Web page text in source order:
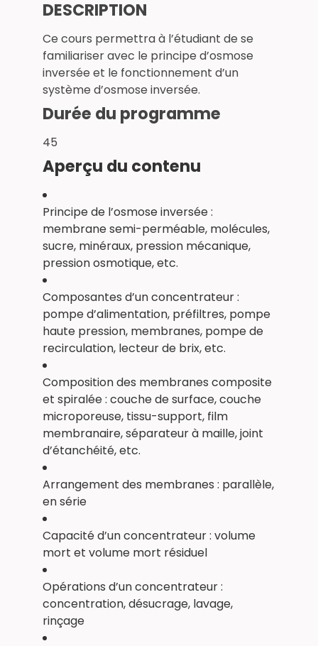
DESCRIPTION
Ce cours permettra à l’étudiant de se
familiariser avec le principe d’osmose
inversée et le fonctionnement d’un
système d’osmose inversée.
Durée du programme
45
Aperçu du contenu
Principe de l’osmose inversée :
membrane semi-perméable, molécules,
sucre, minéraux, pression mécanique,
pression osmotique, etc.
Composantes d’un concentrateur :
pompe d’alimentation, préfiltres, pompe
haute pression, membranes, pompe de
recirculation, lecteur de brix, etc.
Composition des membranes composite
et spiralée : couche de surface, couche
microporeuse, tissu-support, film
membranaire, séparateur à maille, joint
d’étanchéité, etc.
Arrangement des membranes : parallèle,
en série
Capacité d’un concentrateur : volume
mort et volume mort résiduel
Opérations d’un concentrateur :
concentration, désucrage, lavage,
rinçage